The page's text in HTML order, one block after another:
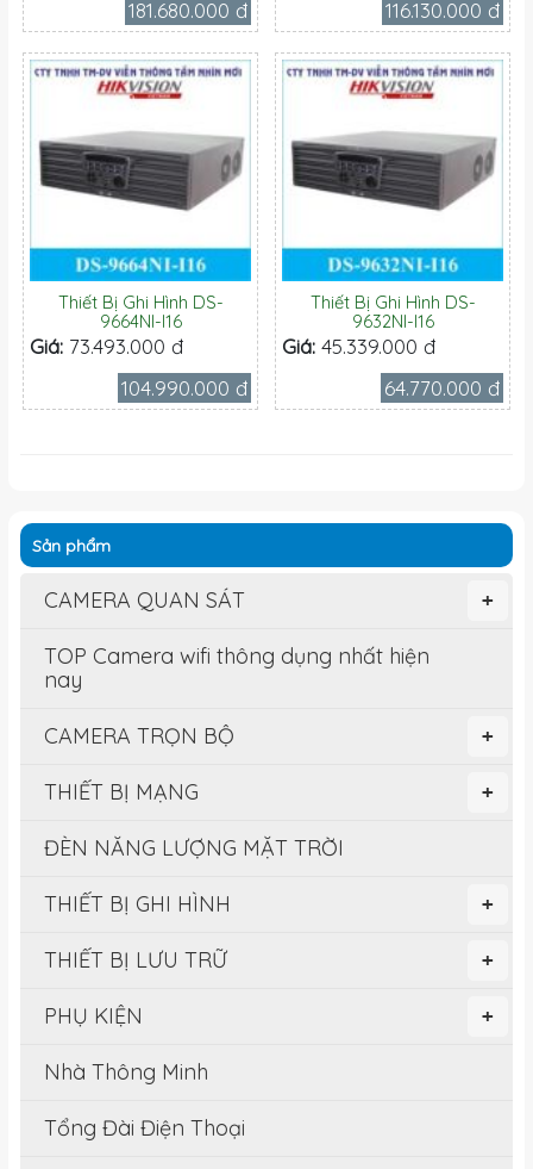
181.680.000 đ 116.130.000 đ
Thiết Bị Ghi Hình DS-
9664NI-I16
Giá: 73.493.000 đ
104.990.000 đ
Thiết Bị Ghi Hình DS-
9632NI-I16
Giá: 45.339.000 đ
64.770.000 đ
Sản phẩm
+
CAMERA QUAN SÁT
TOP Camera wifi thông dụng nhất hiện
nay
+
CAMERA TRỌN BỘ
+
THIẾT BỊ MẠNG
ĐÈN NĂNG LƯỢNG MẶT TRỜI
+
THIẾT BỊ GHI HÌNH
+
THIẾT BỊ LƯU TRỮ
+
PHỤ KIỆN
Nhà Thông Minh
Tổng Đài Điện Thoại